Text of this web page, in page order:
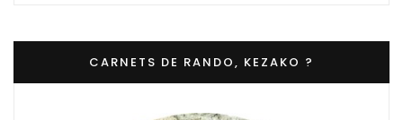
CARNETS DE RANDO, KEZAKO ?